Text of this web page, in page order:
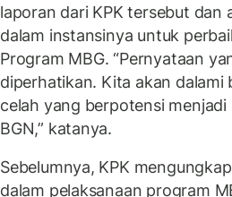
laporan dari KPK tersebut dan
dalam instansinya untuk
Program MBG. “Pernyataan
diperhatikan. Kita akan dalami
celah yang berpotensi
BGN,” katanya.
Sebelumnya, KPK
dalam pelaksanaan program